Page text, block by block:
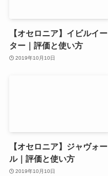
【オセロニア】イビルイー
ター｜評価と使い方
2019年10月10日
【オセロニア】ジャヴォー
ル｜評価と使い方
2019年10月10日